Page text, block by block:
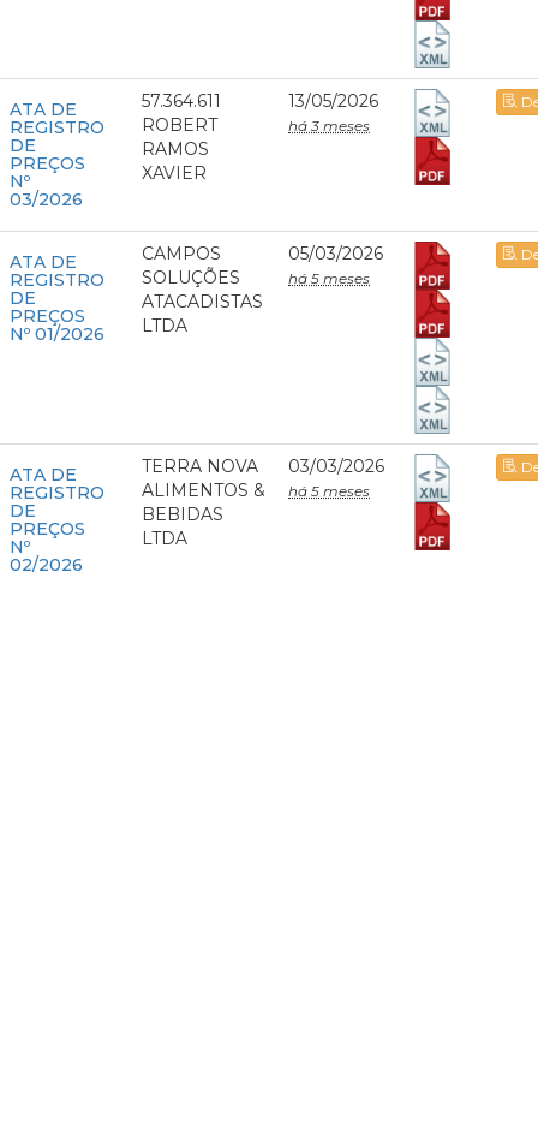
ATA DE
REGISTRO
DE
PREÇOS
Nº
03/2026
57.364.611
ROBERT
RAMOS
XAVIER
13/05/2026
há 3 meses
ATA DE
REGISTRO
DE
PREÇOS
Nº 01/2026
CAMPOS
SOLUÇÕES
ATACADISTAS
LTDA
05/03/2026
há 5 meses
ATA DE
REGISTRO
DE
PREÇOS
Nº
02/2026
TERRA NOVA
ALIMENTOS &
BEBIDAS
LTDA
03/03/2026
há 5 meses